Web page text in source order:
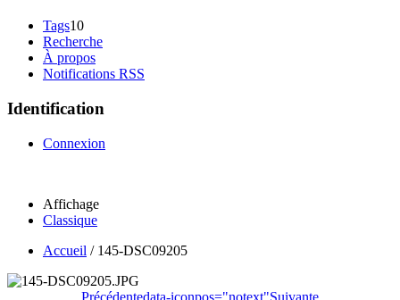
Tags10
Recherche
À propos
Notifications RSS
Identification
Connexion
Affichage
Classique
Accueil / 145-DSC09205
Précédentedata-iconpos="notext"Suivante